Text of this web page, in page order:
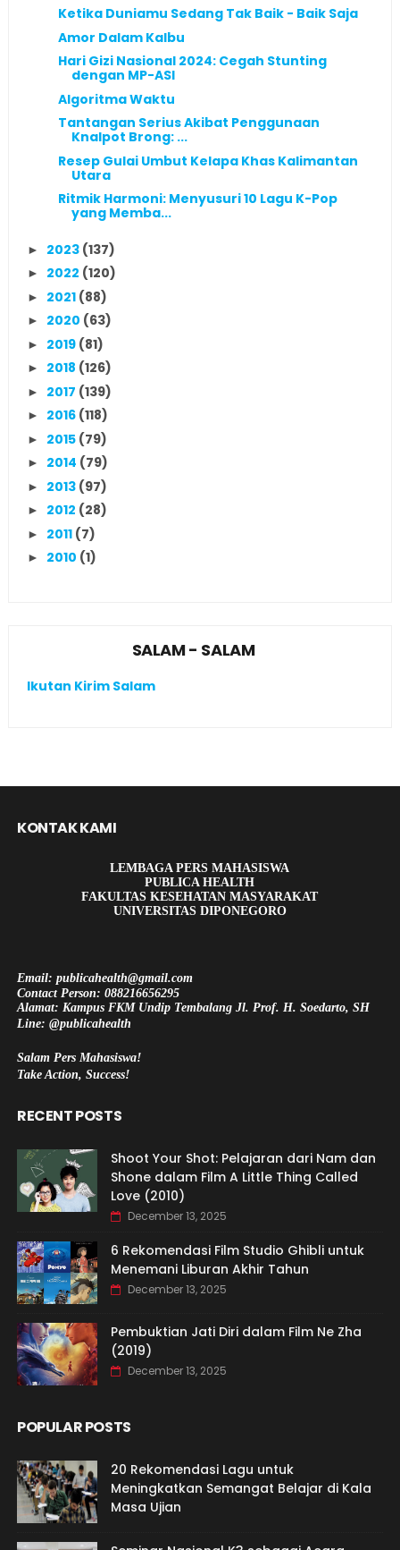
Ketika Duniamu Sedang Tak Baik - Baik Saja
Amor Dalam Kalbu
Hari Gizi Nasional 2024: Cegah Stunting
dengan MP-ASI
Algoritma Waktu
Tantangan Serius Akibat Penggunaan
Knalpot Brong: ...
Resep Gulai Umbut Kelapa Khas Kalimantan
Utara
Ritmik Harmoni: Menyusuri 10 Lagu K-Pop
yang Memba...
► 2023 (137)
► 2022 (120)
► 2021 (88)
► 2020 (63)
► 2019 (81)
► 2018 (126)
► 2017 (139)
► 2016 (118)
► 2015 (79)
► 2014 (79)
► 2013 (97)
► 2012 (28)
► 2011 (7)
► 2010 (1)
SALAM - SALAM
Ikutan Kirim Salam
KONTAK KAMI
LEMBAGA PERS MAHASISWA
PUBLICA HEALTH
FAKULTAS KESEHATAN MASYARAKAT
UNIVERSITAS DIPONEGORO
Email: publicahealth@gmail.com
Contact Person: 088216656295
Alamat: Kampus FKM Undip Tembalang Jl. Prof. H. Soedarto, SH
Line: @publicahealth
Salam Pers Mahasiswa!
Take Action, Success!
RECENT POSTS
Shoot Your Shot: Pelajaran dari Nam dan
Shone dalam Film A Little Thing Called
Love (2010)
December 13, 2025
6 Rekomendasi Film Studio Ghibli untuk
Menemani Liburan Akhir Tahun
December 13, 2025
Pembuktian Jati Diri dalam Film Ne Zha
(2019)
December 13, 2025
POPULAR POSTS
20 Rekomendasi Lagu untuk
Meningkatkan Semangat Belajar di Kala
Masa Ujian